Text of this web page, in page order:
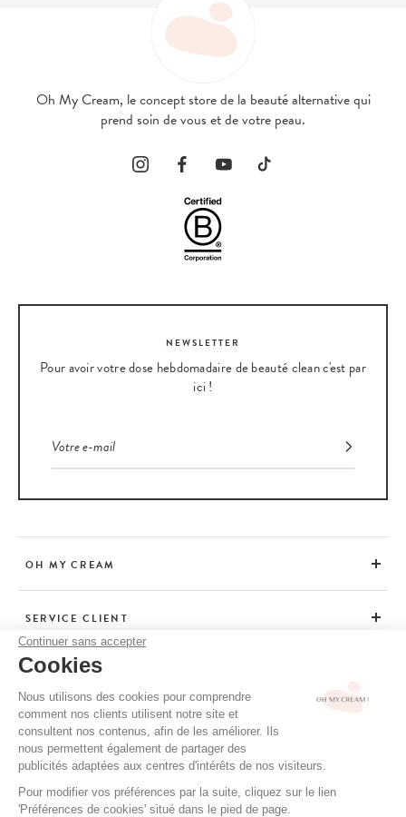
Continuer sans accepter
Cookies
Nous utilisons des cookies pour comprendre
comment nos clients utilisent notre site et
consultent nos contenus, afin de les améliorer. Ils
nous permettent également de partager des
publicités adaptées aux centres d'intérêts de nos visiteurs.
Pour modifier vos préférences par la suite, cliquez sur le lien
'Préférences de cookies' situé dans le pied de page.
Oh My Cream, le concept store de la beauté alternative qui
prend soin de vous et de votre peau.
NEWSLETTER
Pour avoir votre dose hebdomadaire de beauté clean c'est par
ici !
OH MY CREAM
SERVICE CLIENT
CONSEILS
CGV / CGU
MENTIONS LÉGALES
POLITIQUE DE CONFIDENTIALITÉ